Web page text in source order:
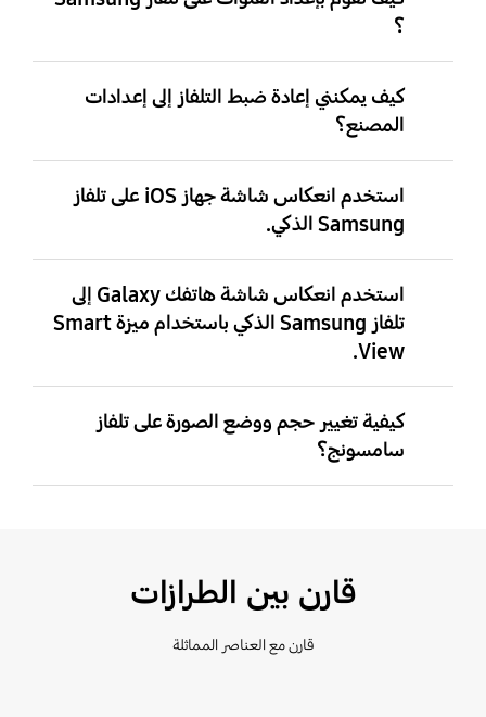
؟
كيف يمكنني إعادة ضبط التلفاز إلى إعدادات
المصنع؟
استخدم انعكاس شاشة جهاز iOS على تلفاز
Samsung الذكي.
استخدم انعكاس شاشة هاتفك Galaxy إلى
تلفاز Samsung الذكي باستخدام ميزة Smart
View.
كيفية تغيير حجم ووضع الصورة على تلفاز
سامسونج؟
قارن بين الطرازات
قارن مع العناصر المماثلة